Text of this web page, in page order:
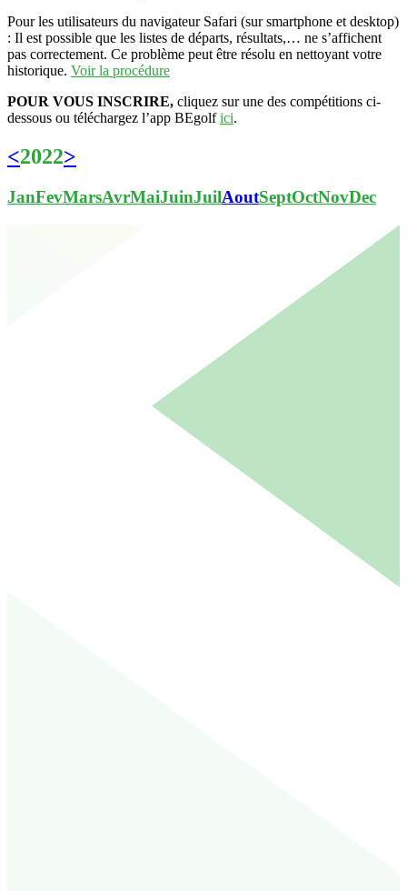
Pour les utilisateurs du navigateur Safari (sur smartphone et desktop)
: Il est possible que les listes de départs, résultats,… ne s’affichent
pas correctement. Ce problème peut être résolu en nettoyant votre
historique. Voir la procédure
POUR VOUS INSCRIRE, cliquez sur une des compétitions ci-
dessous ou téléchargez l’app BEgolfici.
<2022>
JanFevMarsAvrMaiJuinJuilAoutSeptOctNovDec